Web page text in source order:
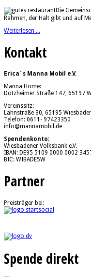
Die
Rahmen, der Halt gibt und auf
Weiterlesen ...
Kontakt
Erica´s Manna Mobil e.V.
Manna Home:
Dotzheimer Straße 147, 65197
Vereinssitz:
Lahnstraße 30, 65195
Telefon: 0611- 97423350
info@mannamobil.de
Spendenkonto:
Wiesbadener Volksbank e.V.
IBAN: DE95 5109 0000 0002
BIC: WIBADE5W
Partner
Preisträger bei:
Spende direkt